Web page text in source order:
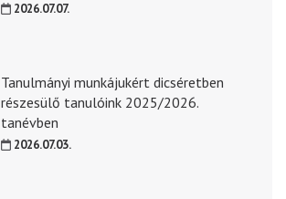
2026.07.07.
Tanulmányi munkájukért dicséretben
részesülő tanulóink 2025/2026.
tanévben
2026.07.03.